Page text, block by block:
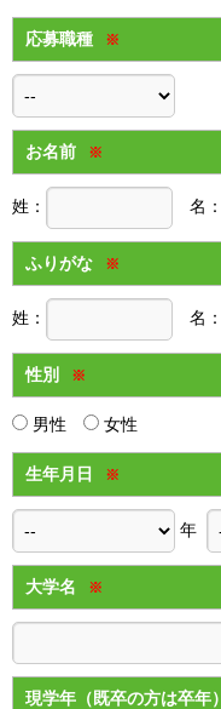
応募職種 ※
お名前 ※
姓： 名：
ふりがな ※
姓： 名：
性別 ※
男性 女性
生年月日 ※
年
大学名 ※
現学年（既卒の方は卒年）